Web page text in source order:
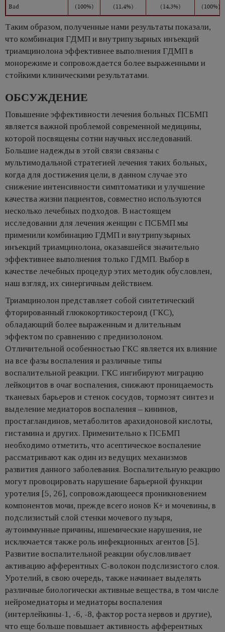
Bad
(100%)
(11,4%)
(14,3%)
(100%)
Таким образом, полученные нами результаты показали,
что комбинация ГДМП и внутрипузырных инъекций
триамцинолона эффективнее выполнения ГДМП в
монорежиме и сопровождается более выраженными и
стойкими клиническими результатами.
ОБСУЖДЕНИЕ
Повышение эффективности лечения больных ПСБМП
является важной проблемой современной медицины,
которой посвящены сотни научных исследований.
Большие надежды в этой связи связаны с
мультимодальной стратегией лечения таких больных,
когда для достижения цели, в данном случае это
снижение интенсивности симптоматики и улучшение
качества жизни пациентов, совместно используются
несколько лечебных подходов. В настоящем
исследовании для лечения женщин с ПСБМП мы
применили комбинацию ГДМП и внутрипузырных
инъекций триамцинолона, оказавшейся значительно
эффективнее выполнения только ГДМП. Выбор в
качестве лечебных процедур этих методик обусловлен,
наш взгляд, их синергичным действием.
Триамцинолон представляет собой синтетический
фторированный глюкокортикостероид (ГКС),
обладающий более выраженным и длительным
эффектом по сравнению с преднизолоном.
Отличительной особенностью ГКС является их влияние
на все фазы воспаления и различные типы
воспалительной реакции. ГКС ингибируют миграцию
лейкоцитов в очаг воспаления, снижают проницаемость
тканевых барьеров и стенок сосудов, тормозят синтез и
выделение медиаторов воспаления – кининов,
простагландинов, метаболитов арахидоновой кислоты,
гистамина и других. Применительно к ПСБМП
необходимо отметить, что асептическое воспаление
рассматривают как один из ведущих механизмов
развития данного заболевания. Воспалительную реакцию
могут провоцировать нарушение барьерной функции
уротелия [5, 26], сопровождающееся проникновением
компонентов мочи, прежде всего ионов К+ и мочевины, в
подслизистый слой стенки мочевого пузыря,
аутоиммунные причины, ишемические нарушения, не
исключается также роль инфекционных агентов [5].
Развитие воспалительной реакции обусловливает
активацию афферентных С-волокон подслизистого слоя.
Уротелий, в свою очередь, также начинает выделять
различные биологически активные вещества, в том числе
нейромедиаторы и медиаторы воспаления
(интерлейкины-1, -6, -8, фактор роста нервов и другие),
что еще больше повышает активность афферентных